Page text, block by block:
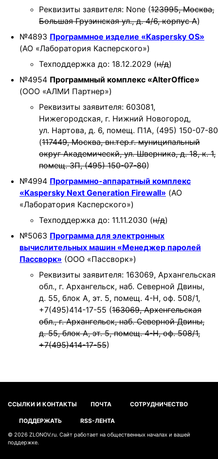
Реквизиты заявителя: None (123995, Москва,
Большая Грузинская ул., д. 4/6, корпус А)
№4893 Программное изделие «Kaspersky OS»
(АО «Лаборатория Касперского»)
Техподдержка до: 18.12.2029 (н/д)
№4954 Программный комплекс «AlterOffice»
(ООО «АЛМИ Партнер»)
Реквизиты заявителя: 603081,
Нижегородская, г. Нижний Новогород,
ул. Нартова, д. 6, помещ. П1А, (495) 150-07-80
(117449, Москва, вн.тер.г. муниципальный
округ Академическй, ул. Шверника, д. 18, к. 1,
помещ. 3П, (495) 150-07-80)
№4994 Программно-аппаратный комплекс
«Kaspersky Next Generation Firewall» (АО
«Лаборатория Касперского»)
Техподдержка до: 11.11.2030 (н/д)
№5063 Программа для электронных
вычислительных машин «Менеджер паролей
Пассворк» (ООО «Пассворк»)
Реквизиты заявителя: 163069, Архангельская
обл., г. Архангельск, наб. Северной Двины,
д. 55, блок А, эт. 5, помещ. 4-Н, оф. 508/1,
+7(495)414-17-55 (163069, Архенгельская
обл., г. Архангельск, наб. Северной Двины,
д. 55, блок А, эт. 5, помещ. 4-Н, оф. 508/1,
+7(495)414-17-55)
ССЫЛКИ И КОНТАКТЫ ПОЧТА СОТРУДНИЧЕСТВО
ПОДДЕРЖАТЬ RSS-ЛЕНТА
© 2026 ZLONOV.ru. Сайт работает на общественных началах и вашей
поддержке.